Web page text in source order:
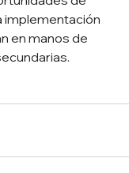
implementación
en manos de